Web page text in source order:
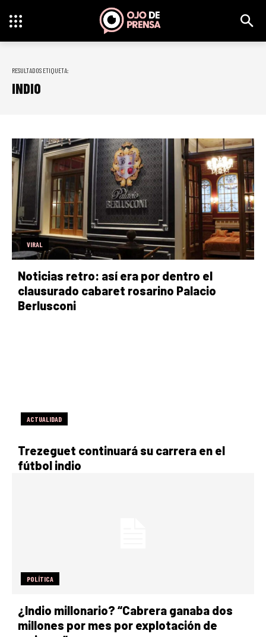
RESULTADOS ETIQUETA:
INDIO
VIRAL
Noticias retro: así era por dentro el
clausurado cabaret rosarino Palacio
Berlusconi
ACTUALIDAD
Trezeguet continuará su carrera en el
fútbol indio
POLÍTICA
¿Indio millonario? “Cabrera ganaba dos
millones por mes por explotación de